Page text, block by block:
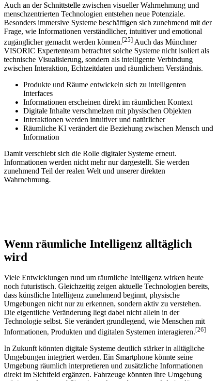
Auch an der Schnittstelle zwischen visueller Wahrnehmung und
menschzentrierten Technologien entstehen neue Potenziale.
Besonders immersive Systeme beschäftigen sich zunehmend mit der
Frage, wie Informationen verständlicher, intuitiver und emotional
zugänglicher gemacht werden können.[25] Auch das Münchner
VISORIC Expertenteam betrachtet solche Systeme nicht isoliert als
technische Visualisierung, sondern als intelligente Verbindung
zwischen Interaktion, Echtzeitdaten und räumlichem Verständnis.
Produkte und Räume entwickeln sich zu intelligenten
Interfaces
Informationen erscheinen direkt im räumlichen Kontext
Digitale Inhalte verschmelzen mit physischen Objekten
Interaktionen werden intuitiver und natürlicher
Räumliche KI verändert die Beziehung zwischen Mensch und
Information
Damit verschiebt sich die Rolle digitaler Systeme erneut.
Informationen werden nicht mehr nur dargestellt. Sie werden
zunehmend Teil der realen Welt und unserer direkten
Wahrnehmung.
Wenn räumliche Intelligenz alltäglich
wird
Viele Entwicklungen rund um räumliche Intelligenz wirken heute
noch futuristisch. Gleichzeitig zeigen aktuelle Technologien bereits,
dass künstliche Intelligenz zunehmend beginnt, physische
Umgebungen nicht nur zu erkennen, sondern aktiv zu verstehen.
Die eigentliche Veränderung liegt dabei nicht allein in der
Technologie selbst. Sie verändert grundlegend, wie Menschen mit
Informationen, Produkten und digitalen Systemen interagieren.[26]
In Zukunft könnten digitale Systeme deutlich stärker in alltägliche
Umgebungen integriert werden. Ein Smartphone könnte seine
Umgebung räumlich interpretieren und zusätzliche Informationen
direkt im Sichtfeld ergänzen. Fahrzeuge könnten ihre Umgebung